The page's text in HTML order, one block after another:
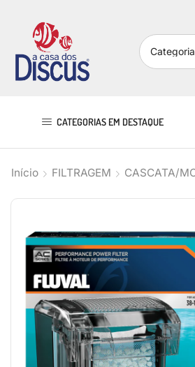
CATEGORIAS EM DESTAQUE
Início FILTRAGEM CASCATA/